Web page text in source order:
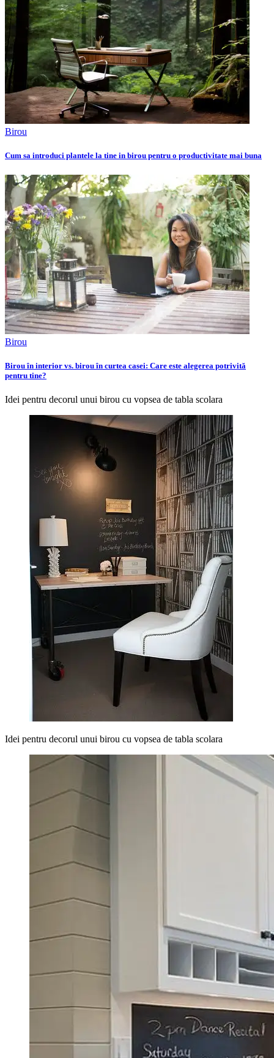
Birou
Cum sa introduci plantele la tine in birou pentru o productivitate mai buna
Birou
Birou în interior vs. birou în curtea casei: Care este alegerea potrivită
pentru tine?
Idei pentru decorul unui birou cu vopsea de tabla scolara
Idei pentru decorul unui birou cu vopsea de tabla scolara